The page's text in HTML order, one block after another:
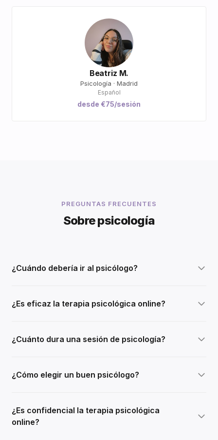
Beatriz M.
Psicología · Madrid
Español
desde €75/sesión
PREGUNTAS FRECUENTES
Sobre psicología
¿Cuándo debería ir al psicólogo?
¿Es eficaz la terapia psicológica online?
¿Cuánto dura una sesión de psicología?
¿Cómo elegir un buen psicólogo?
¿Es confidencial la terapia psicológica
online?